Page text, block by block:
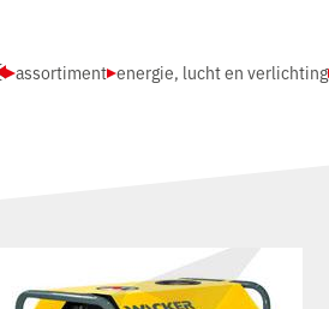
assortiment energie, lucht en verlichting